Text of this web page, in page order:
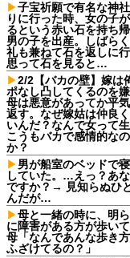
子宝祈願で有名な神
りに行った時、女の子
るという赤い石を持ち
男の子を出産。しばら
礼も兼ねて石を返しに
思って石を見ると…
2/2【バカの壁】嫁は
ポなし凸してくるのを嫌
母は悪意があってか平
返す。なぜ嫁姑は仲良
いんだ？なんで女って
こうもバカで感情的な
か？
男が船室のベッドで
していた。…えっ？あ
ですか？→ 見知らぬひ
んだが…
母と一緒の時に、明
に障害がある方が歩いて
母「なんであんな歩き
ふざけてるの？」